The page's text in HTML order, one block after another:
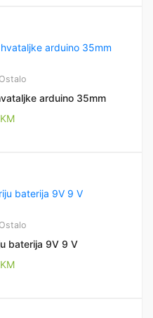
Ostalo
arduino 35mm
KM
Ostalo
baterija 9V 9 V
KM